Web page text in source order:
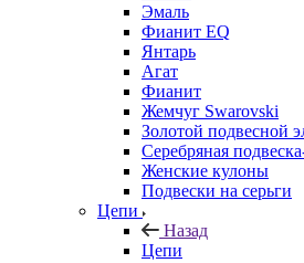
Эмаль
Фианит EQ
Янтарь
Агат
Фианит
Жемчуг Swarovski
Золотой подвесной
Серебряная
Женские кулоны
Подвески на серьги
Цепи
Назад
Цепи